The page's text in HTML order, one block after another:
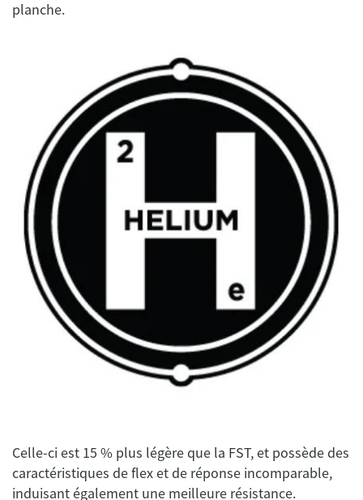
Celle-ci est 15 % plus légère que la FST, et possède des
caractéristiques de flex et de réponse incomparable,
induisant également une meilleure résistance.